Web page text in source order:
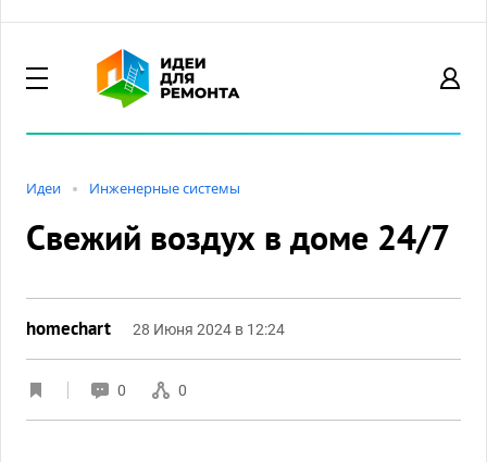
Идеи Инженерные системы
Свежий воздух в доме 24/7
homechart 28 Июня 2024 в 12:24
0 0